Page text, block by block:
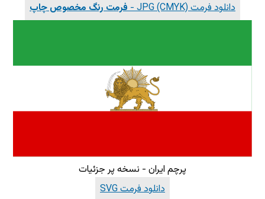
دانلود فرمت JPG (CMYK) -
فرمت رنگ مخصوص چاپ
پرچم ایران - نسخه پر جزئیات
دانلود فرمت SVG